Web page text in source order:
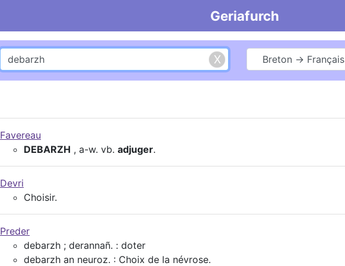
Geriafurch
Breton → Français
Favereau
DEBARZH , a-w. vb. adjuger.
Devri
Choisir.
Preder
debarzh ; derannañ. : doter
debarzh an neuroz. : Choix de la névrose.